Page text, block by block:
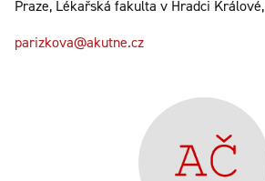
Praze, Lékařská fakulta v Hradci
parizkova@akutne.cz